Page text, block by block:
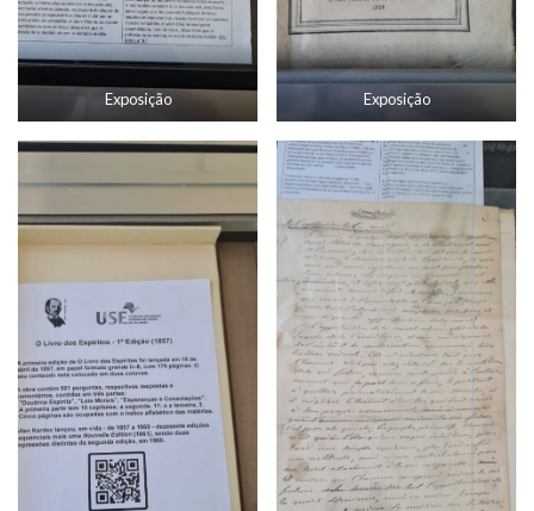
Exposição Exposição